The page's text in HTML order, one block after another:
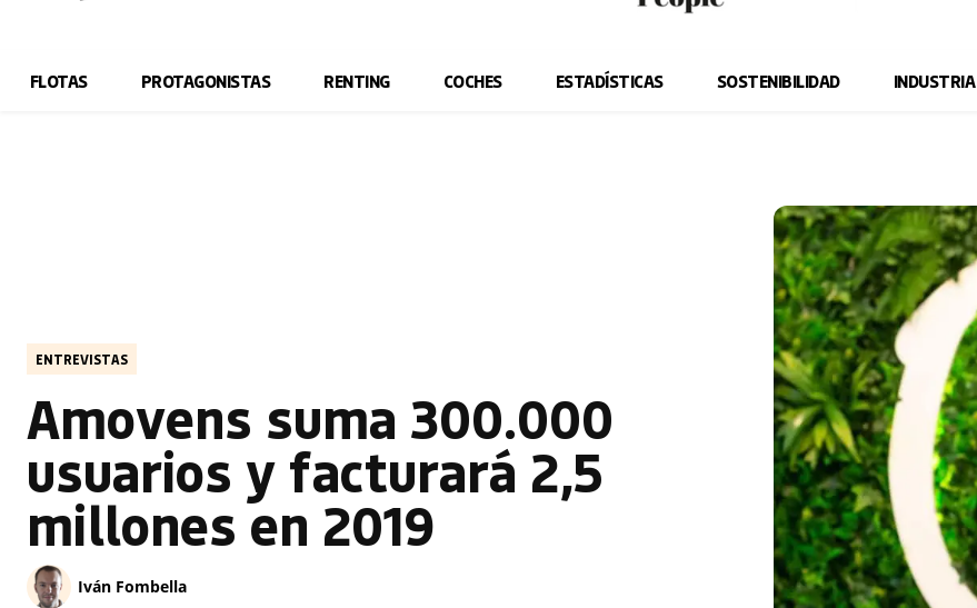
FLOTAS PROTAGONISTAS RENTING COCHES ESTADÍSTICAS SOSTENIBILIDAD INDUSTRIA
ENTREVISTAS
Amovens suma 300.000
usuarios y facturará 2,5
millones en 2019
Iván Fombella